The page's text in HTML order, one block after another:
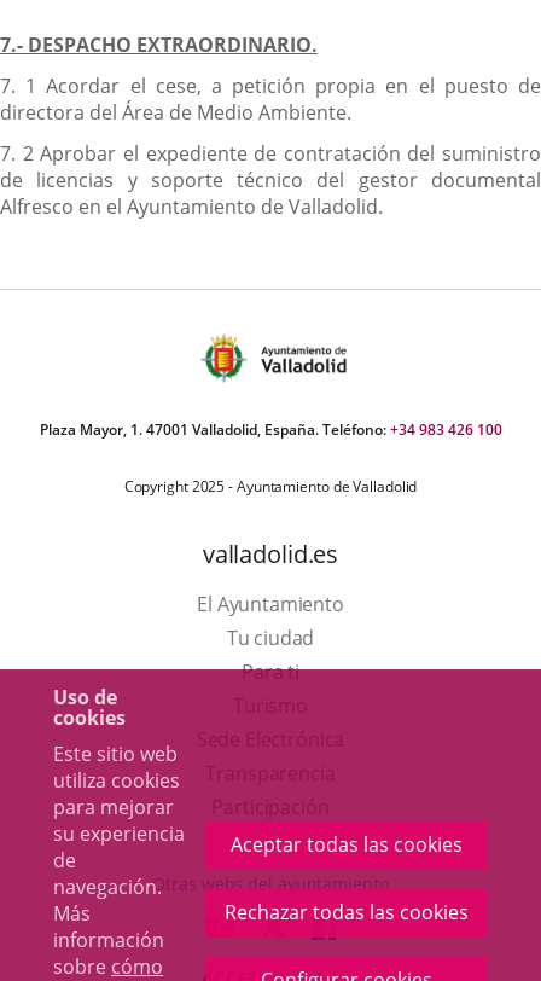
Uso de
cookies
Este sitio web
utiliza cookies
para mejorar
su experiencia
de
navegación.
Más
información
sobre cómo
Aceptar todas las cookies
Rechazar todas las cookies
7.- DESPACHO EXTRAORDINARIO.
7. 1 Acordar el cese, a petición propia en el puesto de
directora del Área de Medio Ambiente.
7. 2 Aprobar el expediente de contratación del suministro
de licencias y soporte técnico del gestor documental
Alfresco en el Ayuntamiento de Valladolid.
Plaza Mayor, 1. 47001 Valladolid, España. Teléfono:+34 983 426 100
Copyright 2025 - Ayuntamiento de Valladolid
valladolid.es
El Ayuntamiento
Tu ciudad
Para ti
en
una
ventana
nueva.
aplicación
externa.
Otras webs del ayuntamiento
ENLACE
A
ENLACE
A
ENLACE
A